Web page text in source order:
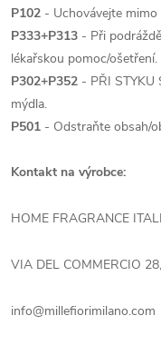
P102 - Uchovávejte
P333+P313 - Při
lékařskou pomoc/ošetření.
P302+P352 - PŘI STYKU
mýdla.
P501 - Odstraňte obsah/
Kontakt na výrobce:
HOME FRAGRANCE
VIA DEL COMMERCIO
info@millefiorimilano.com